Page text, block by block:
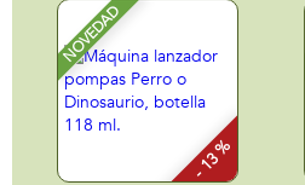
NOVEDAD
- 13 %